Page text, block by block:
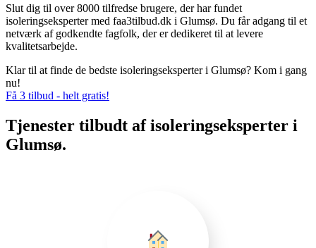
Slut dig til over 8000 tilfredse brugere, der har fundet
isoleringseksperter med faa3tilbud.dk i Glumsø. Du får adgang til et
netværk af godkendte fagfolk, der er dedikeret til at levere
kvalitetsarbejde.
Klar til at finde de bedste isoleringseksperter i Glumsø? Kom i gang
nu!
Få 3 tilbud - helt gratis!
Tjenester tilbudt af isoleringseksperter i
Glumsø.